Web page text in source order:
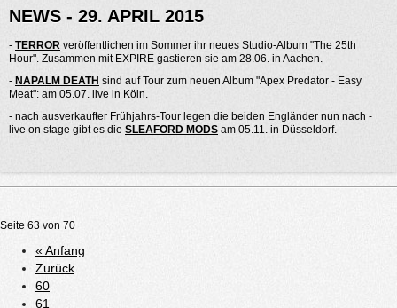
NEWS - 29. APRIL 2015
- TERROR veröffentlichen im Sommer ihr neues Studio-Album "The 25th
Hour". Zusammen mit EXPIRE gastieren sie am 28.06. in Aachen.
- NAPALM DEATH sind auf Tour zum neuen Album "Apex Predator - Easy
Meat": am 05.07. live in Köln.
- nach ausverkaufter Frühjahrs-Tour legen die beiden Engländer nun nach -
live on stage gibt es die SLEAFORD MODS am 05.11. in Düsseldorf.
Seite 63 von 70
« Anfang
Zurück
60
61